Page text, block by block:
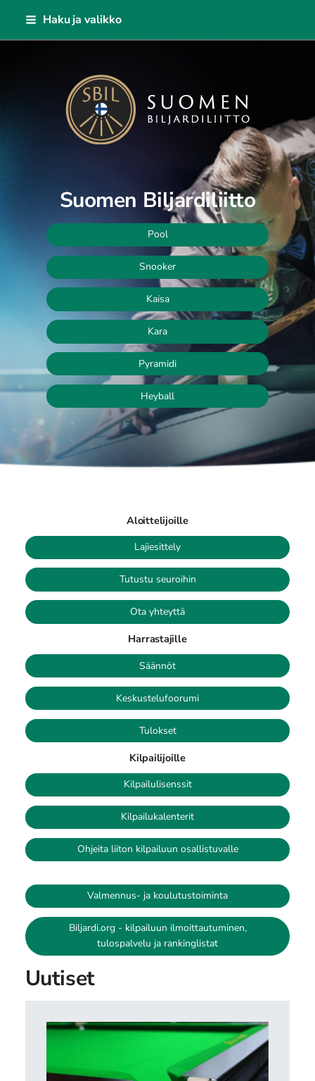
Siirry
sisältöön
Haku ja valikko
Suomen Biljardiliitto ry
Suomen Biljardiliitto
Pool
Snooker
Kaisa
Kara
Pyramidi
Heyball
Aloittelijoille
Lajiesittely
Tutustu seuroihin
Ota yhteyttä
Harrastajille
Säännöt
Keskustelufoorumi
Tulokset
Kilpailijoille
Kilpailulisenssit
Kilpailukalenterit
Ohjeita liiton kilpailuun osallistuvalle
Valmennus- ja koulutustoiminta
Biljardi.org - kilpailuun ilmoittautuminen,
tulospalvelu ja rankinglistat
Uutiset